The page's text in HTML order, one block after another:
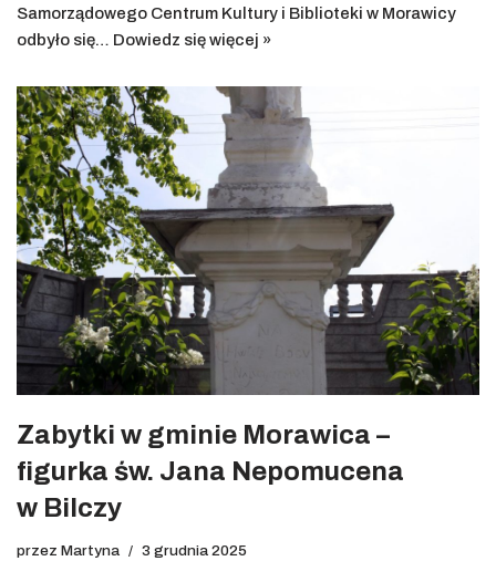
Samorządowego Centrum Kultury i Biblioteki w Morawicy
odbyło się… Dowiedz się więcej »
Zabytki w gminie Morawica –
figurka św. Jana Nepomucena
w Bilczy
przez Martyna 3 grudnia 2025